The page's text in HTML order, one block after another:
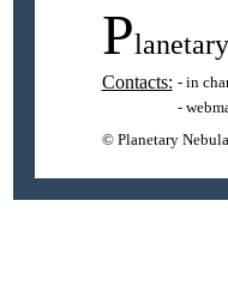
Planetary
Contacts: - in
-
© Planetary